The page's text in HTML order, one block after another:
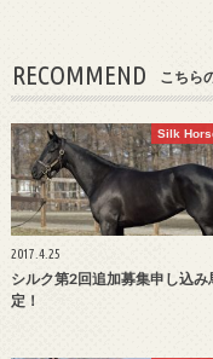
RECOMMEND こちら
Silk
2017.4.25
シルク第2回追加募集申し込み
定！